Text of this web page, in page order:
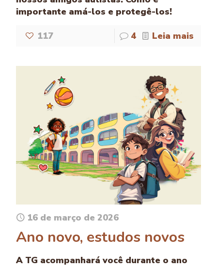
importante amá-los e protegê-los!
117 4 Leia mais
16 de março de 2026
Ano novo, estudos novos
A TG acompanhará você durante o ano